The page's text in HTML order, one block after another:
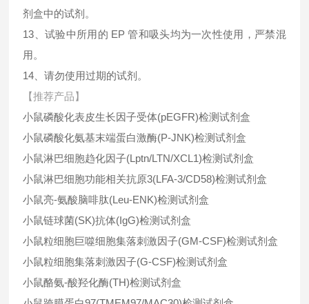
剂盒中的试剂。
13、试验中所用的 EP 管和吸头均为一次性使用，严禁混
用。
14、请勿使用过期的试剂。
【推荐产品】
小鼠磷酸化表皮生长因子受体(pEGFR)检测试剂盒
小鼠磷酸化氨基末端蛋白激酶(P-JNK)检测试剂盒
小鼠淋巴细胞趋化因子(Lptn/LTN/XCL1)检测试剂盒
小鼠淋巴细胞功能相关抗原3(LFA-3/CD58)检测试剂盒
小鼠亮-氨酸脑啡肽(Leu-ENK)检测试剂盒
小鼠链球菌(SK)抗体(IgG)检测试剂盒
小鼠粒细胞巨噬细胞集落刺激因子(GM-CSF)检测试剂盒
小鼠粒细胞集落刺激因子(G-CSF)检测试剂盒
小鼠酪氨-酸羟化酶(TH)检测试剂盒